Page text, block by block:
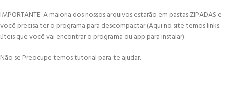
IMPORTANTE: A maioria dos nossos arquivos estarão em pastas ZIPADAS e
você precisa ter o programa para descompactar (Aqui no site temos links
úteis que você vai encontrar o programa ou app para instalar).
Não se Preocupe temos tutorial para te ajudar.